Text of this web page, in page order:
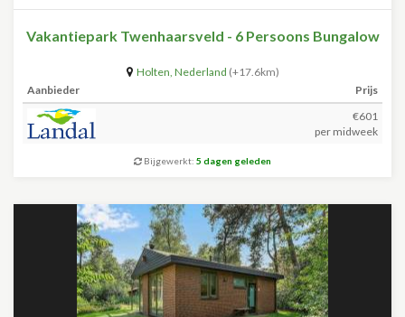
Vakantiepark Twenhaarsveld - 6 Persoons Bungalow
Holten, Nederland (+17.6km)
Aanbieder
Prijs
€601
per midweek
Bijgewerkt: 5 dagen geleden